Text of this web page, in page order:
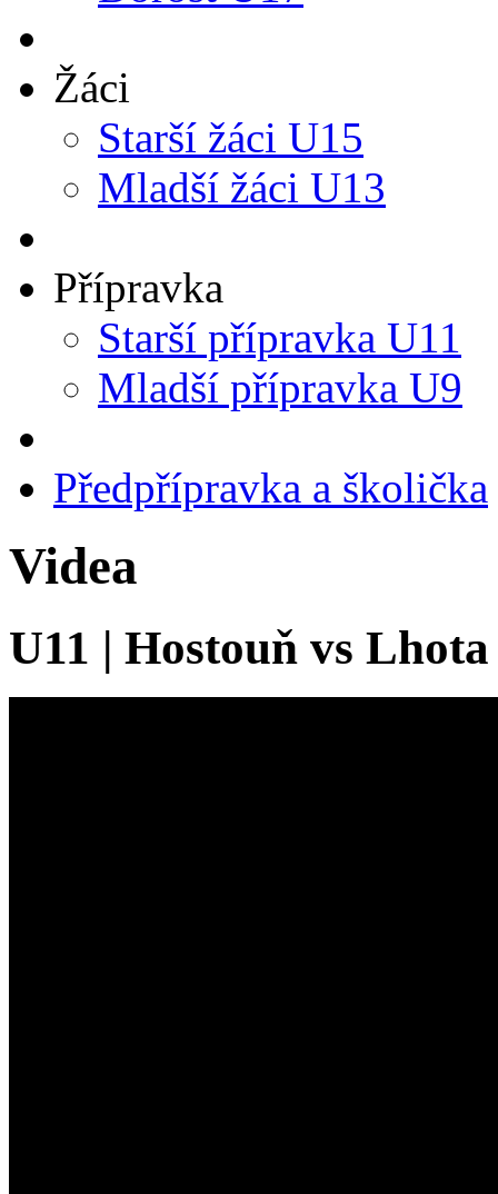
Žáci
Starší žáci U15
Mladší žáci U13
Přípravka
Starší přípravka U11
Mladší přípravka U9
Předpřípravka a školička
Videa
U11 | Hostouň vs